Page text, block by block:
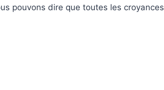
pouvons dire que toutes les croyances